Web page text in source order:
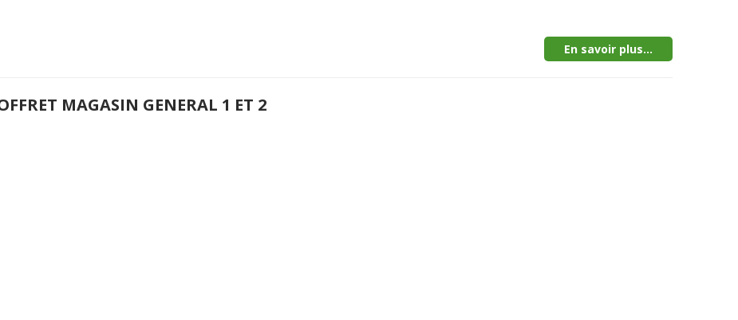
En savoir plus...
MAGASIN GENERAL 1 ET 2